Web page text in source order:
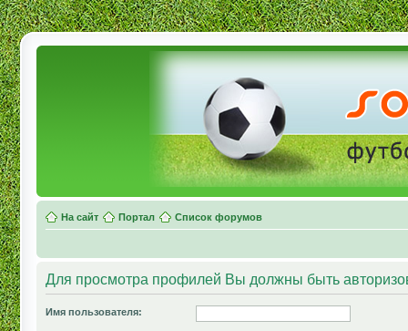
На сайт Портал Список форумов
Для просмотра профилей Вы должны быть
Имя пользователя: